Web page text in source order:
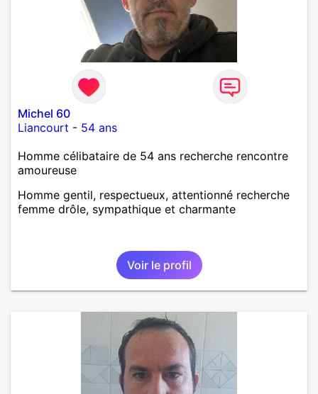
Michel 60
Liancourt - 54 ans
Homme célibataire de 54 ans recherche rencontre
amoureuse
Homme gentil, respectueux, attentionné recherche
femme drôle, sympathique et charmante
Voir le profil